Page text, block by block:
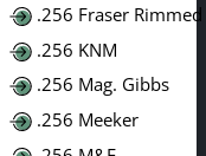
.256 Fraser Rimmed
.256 KNM
.256 Mag. Gibbs
.256 Meeker